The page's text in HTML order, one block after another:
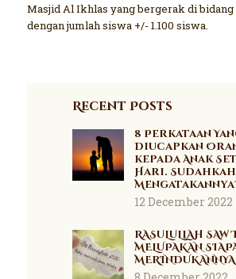
Masjid Al Ikhlas yang bergerak di
dengan jumlah siswa +/- 1.100 siswa.
Recent Posts
8 Perkataan
Diucapkan
kepada Anak
Hari.
12 December 2022
RASULULLAH
MELUPAKAN
MERINDUKANNYA